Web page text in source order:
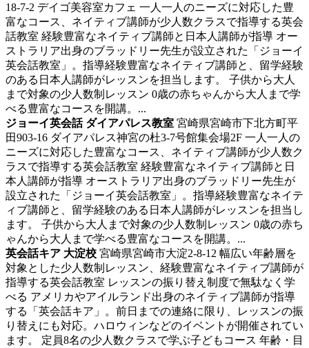
18-7-2 デイゴ美容室カフェ 一人一人のニーズに対応した豊
富なコース、ネイティブ講師が少人数クラスで指導する英会
話教室 経験豊富なネイティブ講師と日本人講師が指導 オー
ストラリア出身のブラッドリー先生が設立された「ジョーイ
英会話教室」。指導経験豊富なネイティブ講師と、留学経験
のある日本人講師がレッスンを担当します。 子供から大人
まで対象の少人数制レッスン 0歳の赤ちゃんから大人まで学
べる豊富なコースを開講。...
ジョーイ英会話 ダイアパレス教室 宮崎県宮崎市下北方町平
田903-16 ダイアパレス神宮の杜3-7号館集会場2F 一人一人の
ニーズに対応した豊富なコース、ネイティブ講師が少人数ク
ラスで指導する英会話教室 経験豊富なネイティブ講師と日
本人講師が指導 オーストラリア出身のブラッドリー先生が
設立された「ジョーイ英会話教室」。指導経験豊富なネイテ
ィブ講師と、留学経験のある日本人講師がレッスンを担当し
ます。 子供から大人まで対象の少人数制レッスン 0歳の赤ち
ゃんから大人まで学べる豊富なコースを開講。...
英会話キア 大淀校 宮崎県宮崎市大淀2-8-12 幅広い年齢層を
対象とした少人数制レッスン、経験豊富なネイティブ講師が
指導する英会話教室 レッスンの振り替え制度で無駄なく学
べる アメリカやアイルランド出身のネイティブ講師が指導
する「英会話キア」。前日までの連絡に限り、レッスンの振
り替えにも対応。ハロウィンなどのイベントが開催されてい
ます。 定員8名の少人数クラスで学ぶ子どもコース 年齢・目